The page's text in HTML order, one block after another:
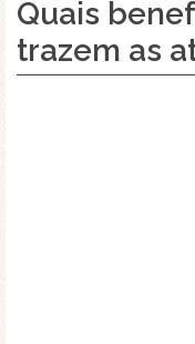
Quais
trazem as